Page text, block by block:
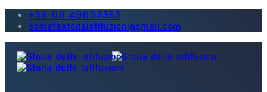
+39 06 49693353
societastoriaistituzioni@gmail.com